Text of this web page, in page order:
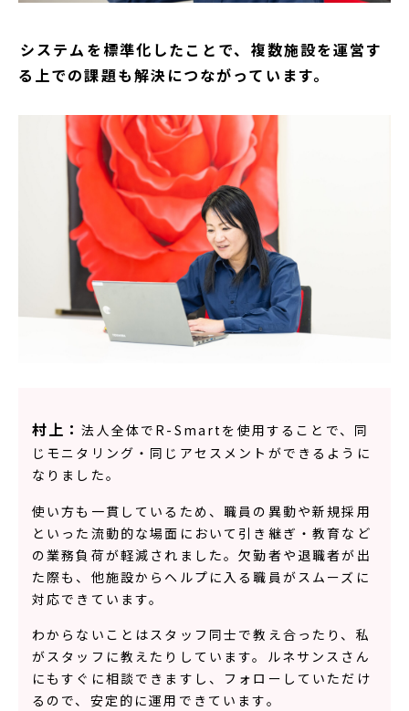
――システムを標準化したことで、複数施設を運営す
る上での課題も解決につながっています。
村上：法人全体でR-Smartを使用することで、同
じモニタリング・同じアセスメントができるように
なりました。
使い方も一貫しているため、職員の異動や新規採用
といった流動的な場面において引き継ぎ・教育など
の業務負荷が軽減されました。欠勤者や退職者が出
た際も、他施設からヘルプに入る職員がスムーズに
対応できています。
わからないことはスタッフ同士で教え合ったり、私
がスタッフに教えたりしています。ルネサンスさん
にもすぐに相談できますし、フォローしていただけ
るので、安定的に運用できています。